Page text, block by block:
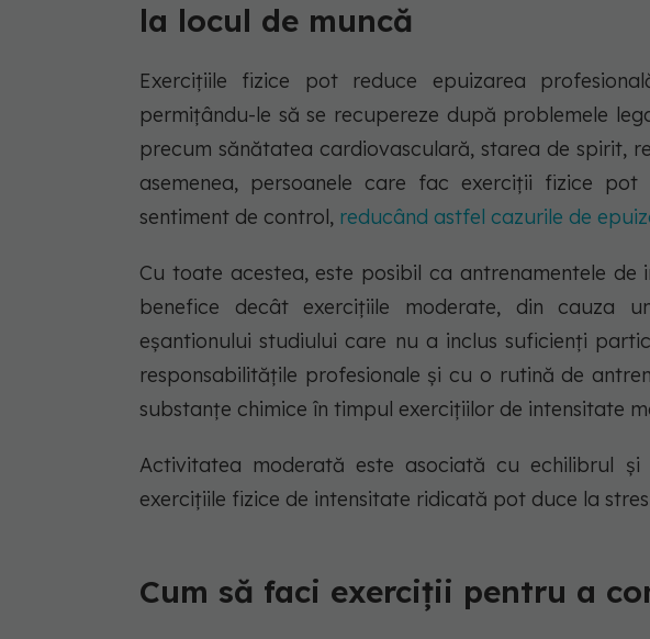
la locul de muncă
Exercițiile fizice pot reduce epuizarea
permițându-le să se recupereze după problemele
precum sănătatea cardiovasculară, starea de spirit,
asemenea, persoanele care fac exerciții fizice
sentiment de control, reducând astfel cazurile de
Cu toate acestea, este posibil ca antrenamentele
benefice decât exercițiile moderate, din cauza
eșantionului studiului care nu a inclus suficienți
responsabilitățile profesionale și cu o rutină de
substanțe chimice în timpul exercițiilor de intensitate
Activitatea moderată este asociată cu echilibrul
exercițiile fizice de intensitate ridicată pot duce la
Cum să faci exerciții pentru a